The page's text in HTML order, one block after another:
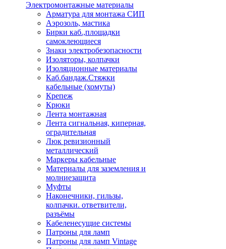
Электромонтажные материалы
Арматура для монтажа СИП
Аэрозоль, мастика
Бирки каб.,площадки
самоклеющиеся
Знаки электробезопасности
Изоляторы, колпачки
Изоляционные материалы
Каб.бандаж.Стяжки
кабельные (хомуты)
Крепеж
Крюки
Лента монтажная
Лента сигнальная, киперная,
оградительная
Люк ревизионный
металлический
Маркеры кабельные
Материалы для заземления и
молниезащита
Муфты
Наконечники, гильзы,
колпачки. ответвители,
разъёмы
Кабеленесущие системы
Патроны для ламп
Патроны для ламп Vintage